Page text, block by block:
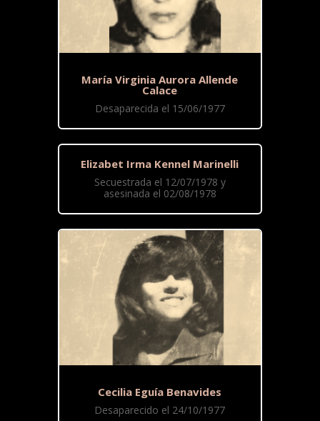
María Virginia Aurora Allende
Calace
Desaparecida el 15/06/1977
Elizabet Irma Kennel Marinelli
Secuestrada el 12/07/1978 y
asesinada el 02/08/1978
Cecilia Eguía Benavides
Desaparecido el 24/10/1977